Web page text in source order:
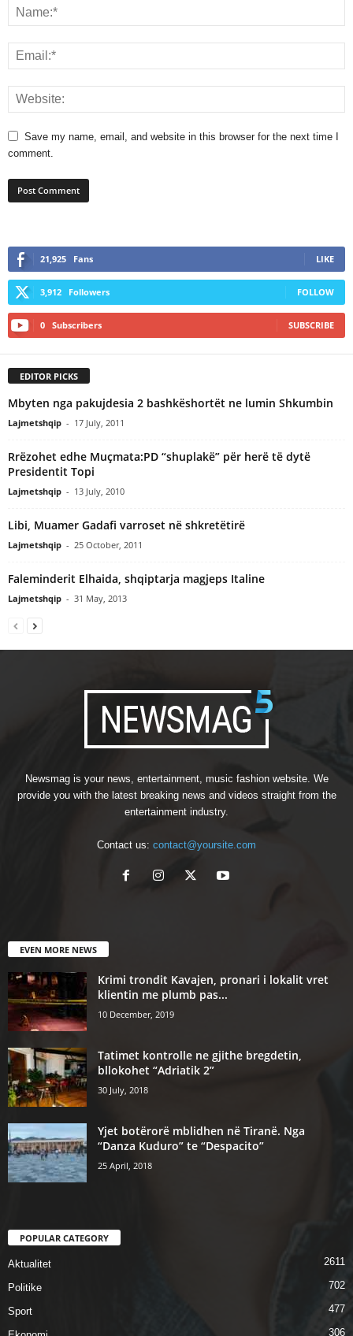
Save my name, email, and website in this browser for the next time I
comment.
21,925 Fans LIKE
3,912 Followers FOLLOW
0 Subscribers SUBSCRIBE
EDITOR PICKS
Mbyten nga pakujdesia 2 bashkëshortët ne lumin Shkumbin
Lajmetshqip - 17 July, 2011
Rrëzohet edhe Muçmata:PD “shuplakë” për herë të dytë
Presidentit Topi
Lajmetshqip - 13 July, 2010
Libi, Muamer Gadafi varroset në shkretëtirë
Lajmetshqip - 25 October, 2011
Faleminderit Elhaida, shqiptarja magjeps Italine
Lajmetshqip - 31 May, 2013
Newsmag is your news, entertainment, music fashion website. We
provide you with the latest breaking news and videos straight from the
entertainment industry.
Contact us: contact@yoursite.com
EVEN MORE NEWS
Krimi trondit Kavajen, pronari i lokalit vret
klientin me plumb pas...
10 December, 2019
Tatimet kontrolle ne gjithe bregdetin,
bllokohet “Adriatik 2”
30 July, 2018
Yjet botërorë mblidhen në Tiranë. Nga
“Danza Kuduro” te “Despacito”
25 April, 2018
POPULAR CATEGORY
Aktualitet 2611
Politike 702
Sport 477
306